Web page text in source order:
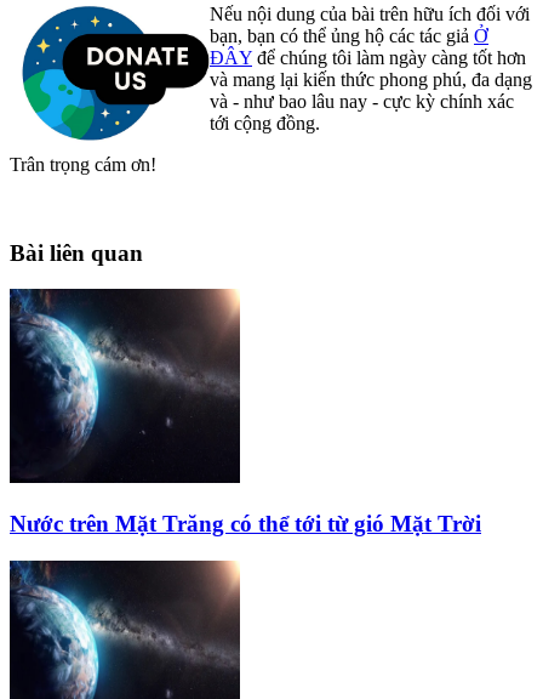
Nếu nội dung của bài trên hữu ích đối với
bạn, bạn có thể ủng hộ các tác giả Ở
ĐÂY để chúng tôi làm ngày càng tốt hơn
và mang lại kiến thức phong phú, đa dạng
và - như bao lâu nay - cực kỳ chính xác
tới cộng đồng.
Trân trọng cám ơn!
Bài liên quan
Nước trên Mặt Trăng có thể tới từ gió Mặt Trời